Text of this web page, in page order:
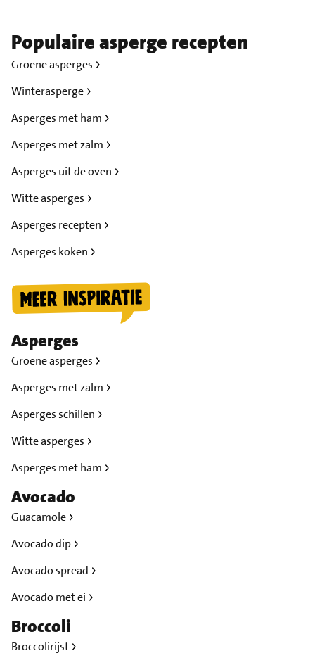
Populaire asperge recepten
Groene asperges
Winterasperge
Asperges met ham
Asperges met zalm
Asperges uit de oven
Witte asperges
Asperges recepten
Asperges koken
Asperges
Groene asperges
Asperges met zalm
Asperges schillen
Witte asperges
Asperges met ham
Avocado
Guacamole
Avocado dip
Avocado spread
Avocado met ei
Broccoli
Broccolirijst